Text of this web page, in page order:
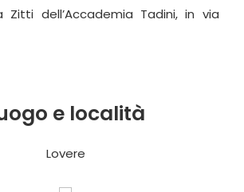
Zitti dell’Accademia Tadini, in via
e località
Lovere